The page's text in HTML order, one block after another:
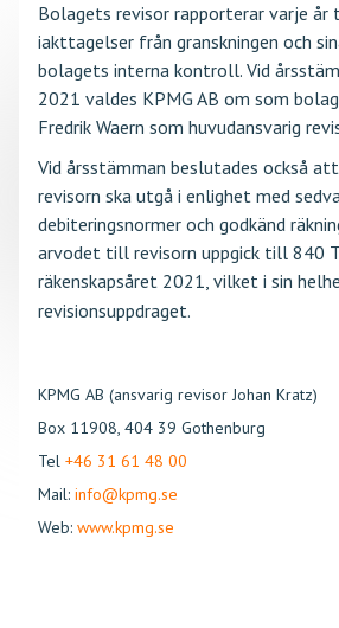
Bolagets revisor rapporterar varje år
iakttagelser från granskningen och
bolagets interna kontroll. Vid
2021 valdes KPMG AB om som
Fredrik Waern som huvudansvarig
Vid årsstämman beslutades också
revisorn ska utgå i enlighet med
debiteringsnormer och godkänd
arvodet till revisorn uppgick till 840
räkenskapsåret 2021, vilket i sin
revisionsuppdraget.
KPMG AB (ansvarig revisor Johan Kratz)
Box 11908, 404 39 Gothenburg
Tel +46 31 61 48 00
Mail: info@kpmg.se
Web: www.kpmg.se